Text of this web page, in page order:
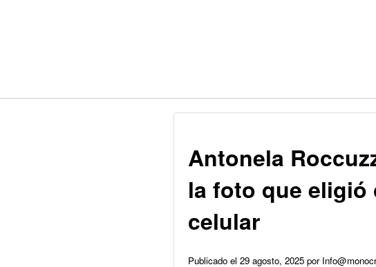
Antonela
la foto que eligió
celular
Publicado el 29 agosto, 2025 por